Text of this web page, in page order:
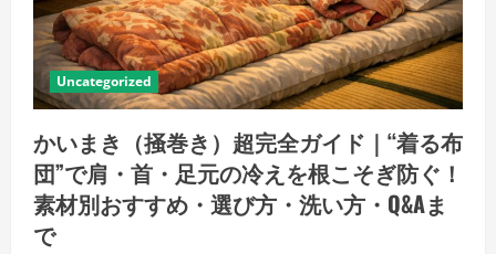
Uncategorized
かいまき（掻巻き）超完全ガイド｜“着る布
団”で肩・首・足元の冷えを根こそぎ防ぐ！
素材別おすすめ・選び方・洗い方・Q&Aま
で